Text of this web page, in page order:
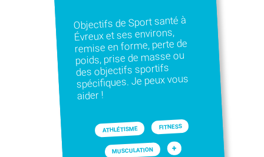
Objectifs de Sport santé à
Évreux et ses environs,
remise en forme, perte de
poids, prise de masse ou
des objectifs sportifs
spécifiques. Je peux vous
aider !
ATHLÉTISME FITNESS
MUSCULATION +